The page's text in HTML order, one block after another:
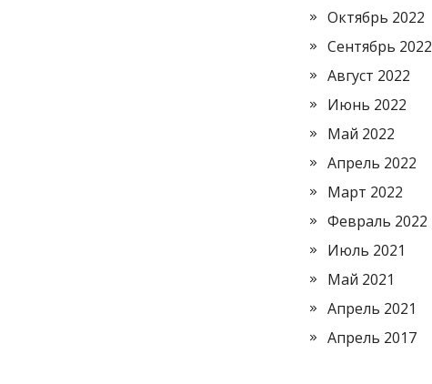
Октябрь 2022
Сентябрь 2022
Август 2022
Июнь 2022
Май 2022
Апрель 2022
Март 2022
Февраль 2022
Июль 2021
Май 2021
Апрель 2021
Апрель 2017